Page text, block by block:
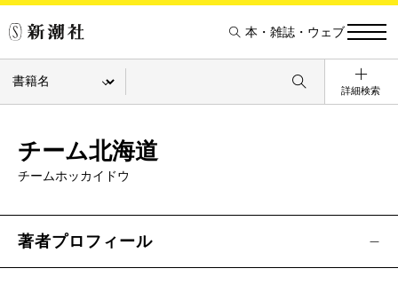
本・雑誌・ウェブ
詳細検索
チーム北海道
チームホッカイドウ
著者プロフィール